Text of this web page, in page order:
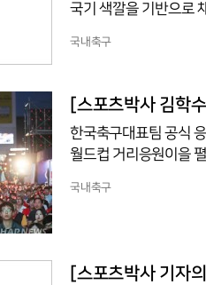
국기 색깔을 기반으로
미국 성조기처럼 5월
개 주를 상징한다.원
무늬로 돼 있었고, 아
국내축구
[스포츠박사 김학
한국축구대표팀 공식
월드컵 거리응원이을
른 안전사고 예방과
이에 따라 붉은악마는
국내축구
[스포츠박사 기자